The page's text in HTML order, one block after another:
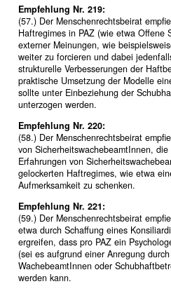
Empfehlung Nr. 219:
(57.) Der Menschenrechtsbeirat
Haftregimes in PAZ (wie etwa Offene
externer Meinungen, wie
weiter zu forcieren und dabei
strukturelle Verbesserungen der
praktische Umsetzung der Modelle
sollte unter Einbeziehung der
unterzogen werden.
Empfehlung Nr. 220:
(58.) Der Menschenrechtsbeirat
von SicherheitswachebeamtInnen,
Erfahrungen von
gelockerten Haftregimes, wie etwa
Aufmerksamkeit zu schenken.
Empfehlung Nr. 221:
(59.) Der Menschenrechtsbeirat
etwa durch Schaffung eines
ergreifen, dass pro PAZ ein
(sei es aufgrund einer Anregung
WachebeamtInnen oder
werden kann.